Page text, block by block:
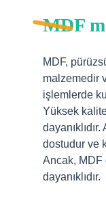
MDF
MDF,
malzemedir
işlemlerde
Yüksek
dostudur ve
Ancak, MDF
dayanıklıdır.